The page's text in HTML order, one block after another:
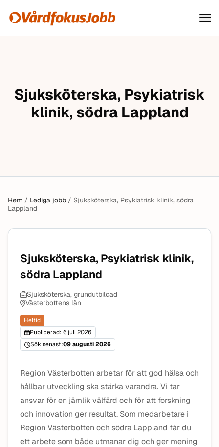
Hoppa till innehåll
Vårdfokusjobb
Sjuksköterska, Psykiatrisk
klinik, södra Lappland
Hem / Lediga jobb / Sjuksköterska, Psykiatrisk klinik, södra
Lappland
Sjuksköterska, Psykiatrisk klinik,
södra Lappland
Sjuksköterska, grundutbildad
Västerbottens län
Heltid
Publicerad: 6 juli 2026
Sök senast:09 augusti 2026
Region Västerbotten arbetar för att god hälsa och
hållbar utveckling ska stärka varandra. Vi tar
ansvar för en jämlik välfärd och för att forskning
och innovation ger resultat. Som medarbetare i
Region Västerbotten och södra Lappland får du
ett arbete som både utmanar dig och ger mening